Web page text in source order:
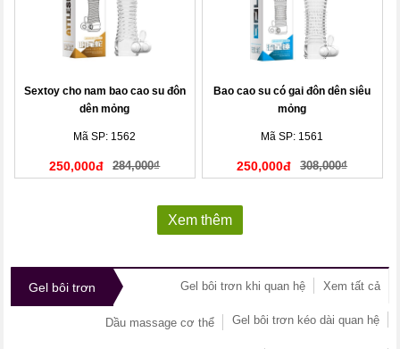
Sextoy cho nam bao cao su đôn
dên mỏng
Mã SP: 1562
250,000đ 284,000₫
Bao cao su có gai đôn dên siêu
mỏng
Mã SP: 1561
250,000đ 308,000₫
Xem thêm
Gel bôi trơn Xem tất cả
Gel bôi trơn khi quan hệ
Gel bôi trơn kéo dài quan hệ
Dầu massage cơ thể